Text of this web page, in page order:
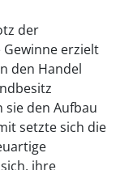
der
erzielt
den Handel
den Aufbau
setzte sich die
ihre